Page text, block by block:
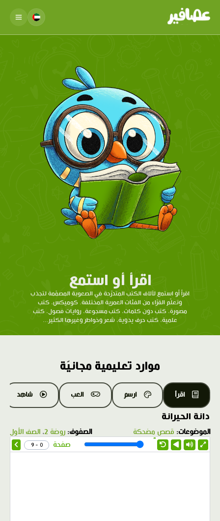
اقرأ أو استمع
اقرأ أو استمع لآلاف الكتب المتدرّحة في الصعوبة المصمّمة لتجذب
وتعلّم القرّاء من الفئات العمرية المختلفة. كوميكس، كتب
مصورة، كتب دون كلمات، كتب مسجوعة، روايات فصول، كتب
علمية، كتب حرف يدوية، شعر وخواطر وغيرها الكثير...
موارد تعليمية مجانيّة
اقرأ ارسم العب شاهد
دانة الحيرانة
الموضوعات: قصص مضحكة الصفوف: روضة 2 ، الصف الأول
1.0X
صفحة 0 - 9